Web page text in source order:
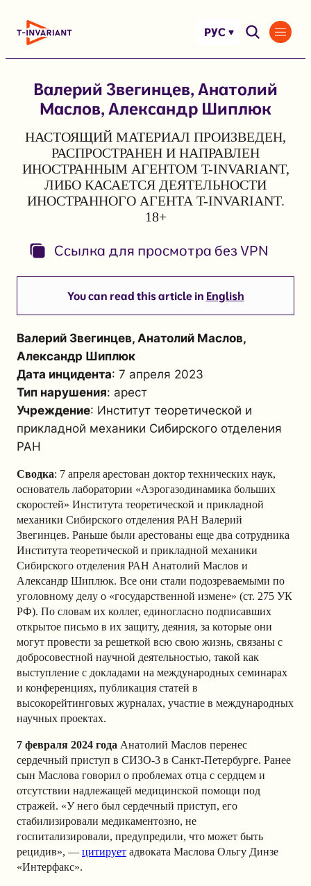
РУС
Валерий Звегинцев, Анатолий
Маслов, Александр Шиплюк
НАСТОЯЩИЙ МАТЕРИАЛ ПРОИЗВЕДЕН,
РАСПРОСТРАНЕН И НАПРАВЛЕН
ИНОСТРАННЫМ АГЕНТОМ T-INVARIANT,
ЛИБО КАСАЕТСЯ ДЕЯТЕЛЬНОСТИ
ИНОСТРАННОГО АГЕНТА T-INVARIANT.
18+
Ссылка для просмотра без VPN
You can read this article in English
Валерий Звегинцев, Анатолий Маслов,
Александр Шиплюк
Дата инцидента: 7 апреля 2023
Тип нарушения: арест
Учреждение: Институт теоретической и
прикладной механики Сибирского отделения
РАН
Сводка: 7 апреля арестован доктор технических наук,
основатель лаборатории «Аэрогазодинамика больших
скоростей» Института теоретической и прикладной
механики Сибирского отделения РАН Валерий
Звегинцев. Раньше были арестованы еще два сотрудника
Института теоретической и прикладной механики
Сибирского отделения РАН Анатолий Маслов и
Александр Шиплюк. Все они стали подозреваемыми по
уголовному делу о «государственной измене» (ст. 275 УК
РФ). По словам их коллег, единогласно подписавших
открытое письмо в их защиту, деяния, за которые они
могут провести за решеткой всю свою жизнь, связаны с
добросовестной научной деятельностью, такой как
выступление с докладами на международных семинарах
и конференциях, публикация статей в
высокорейтинговых журналах, участие в международных
научных проектах.
7 февраля 2024 года Анатолий Маслов перенес
сердечный приступ в СИЗО-3 в Санкт-Петербурге. Ранее
сын Маслова говорил о проблемах отца с сердцем и
отсутствии надлежащей медицинской помощи под
стражей. «У него был сердечный приступ, его
стабилизировали медикаментозно, не
госпитализировали, предупредили, что может быть
рецидив», — цитирует адвоката Маслова Ольгу Динзе
«Интерфакс».